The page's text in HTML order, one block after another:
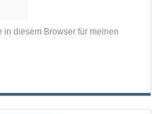
in diesem Browser für meinen